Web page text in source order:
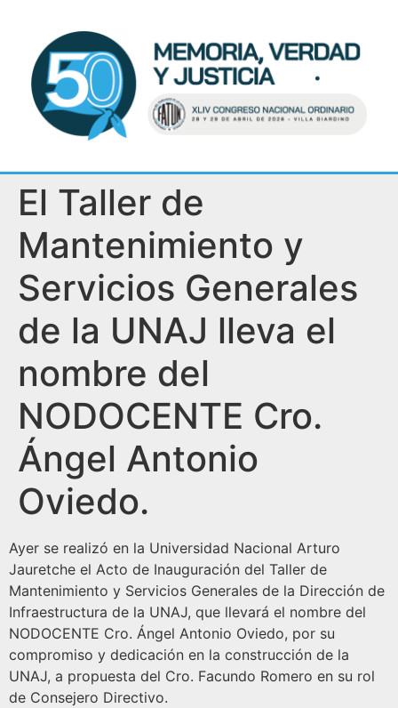
El Taller de
Mantenimiento y
Servicios Generales
de la UNAJ lleva el
nombre del
NODOCENTE Cro.
Ángel Antonio
Oviedo.
Ayer se realizó en la Universidad Nacional Arturo
Jauretche el Acto de Inauguración del Taller de
Mantenimiento y Servicios Generales de la Dirección de
Infraestructura de la UNAJ, que llevará el nombre del
NODOCENTE Cro. Ángel Antonio Oviedo, por su
compromiso y dedicación en la construcción de la
UNAJ, a propuesta del Cro. Facundo Romero en su rol
de Consejero Directivo.